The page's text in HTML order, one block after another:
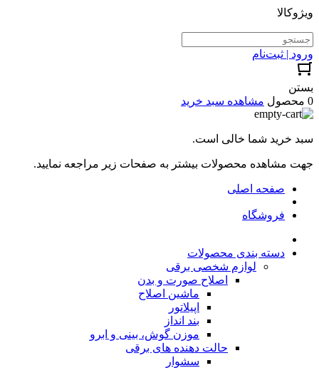
ویژوکالا
ورود | ثبت‌نام
بستن
0 محصول
مشاهده سبد خرید
سبد خرید شما خالی است.
جهت مشاهده محصولات بیشتر به صفحات زیر مراجعه نمایید.
صفحه اصلی
فروشگاه
دسته بندی محصولات
لوازم شخصی برقی
اصلاح صورت و بدن
ماشین اصلاح
اپیلاتور
بند انداز
موزن گوش، بینی و ابرو
حالت دهنده های برقی
سشوار